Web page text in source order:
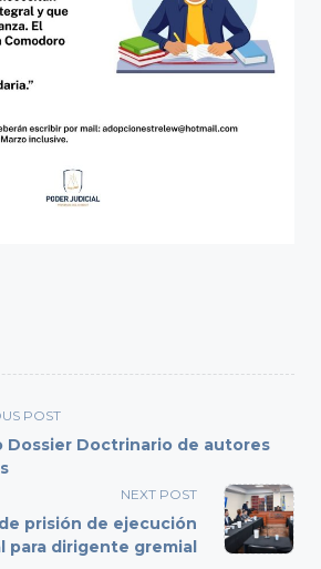
POST
Dossier Doctrinario de autores
NEXT POST
prisión de ejecución
para dirigente gremial